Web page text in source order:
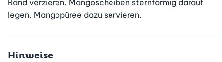
Rand verzieren. Mangoscheiben sternförmig darauf
legen. Mangopüree dazu servieren.
Hinweise